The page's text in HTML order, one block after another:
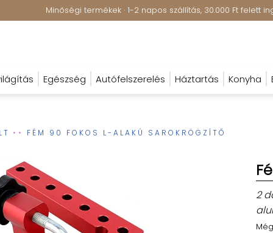
Minőségi termékek · 1-2 napos szállítás, 30.000 Ft felett
Egészség Autófelszerelés Háztartás Konyha
FÉM 90 FOKOS L-ALAKÚ SAROKRÖGZÍTŐ
2